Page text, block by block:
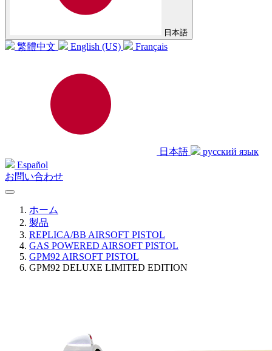
日本語
繁體中文 English (US) Français
日本語
русский язык
Español
お問い合わせ
ホーム
製品
REPLICA/BB AIRSOFT PISTOL
GAS POWERED AIRSOFT PISTOL
GPM92 AIRSOFT PISTOL
GPM92 DELUXE LIMITED EDITION